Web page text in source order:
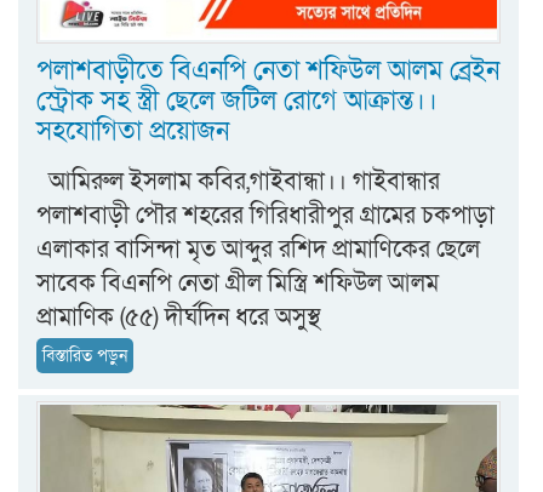
পলাশবাড়ীতে বিএনপি নেতা শফিউল আলম ব্রেইন
স্ট্রোক সহ স্ত্রী ছেলে জটিল রোগে আক্রান্ত।।
সহযোগিতা প্রয়োজন
আমিরুল ইসলাম কবির,গাইবান্ধা।। গাইবান্ধার
পলাশবাড়ী পৌর শহরের গিরিধারীপুর গ্রামের চকপাড়া
এলাকার বাসিন্দা মৃত আব্দুর রশিদ প্রামাণিকের ছেলে
সাবেক বিএনপি নেতা গ্রীল মিস্ত্রি শফিউল আলম
প্রামাণিক (৫৫) দীর্ঘদিন ধরে অসুস্থ
বিস্তারিত পড়ুন